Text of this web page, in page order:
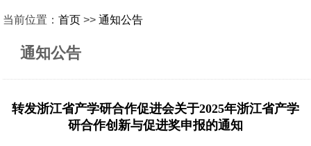
当前位置：首页 >>通知公告
通知公告
转发浙江省产学研合作促进会关于2025年浙江省产学
研合作创新与促进奖申报的通知